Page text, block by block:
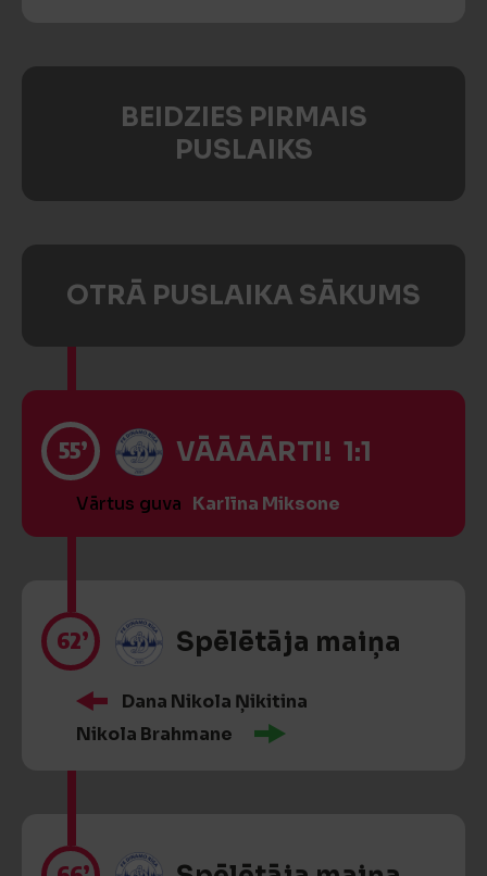
BEIDZIES PIRMAIS
PUSLAIKS
OTRĀ PUSLAIKA SĀKUMS
55’ VĀĀĀĀRTI! 1:1
Vārtus guva Karlīna Miksone
62’ Spēlētāja maiņa
Dana Nikola Ņikitina
Nikola Brahmane